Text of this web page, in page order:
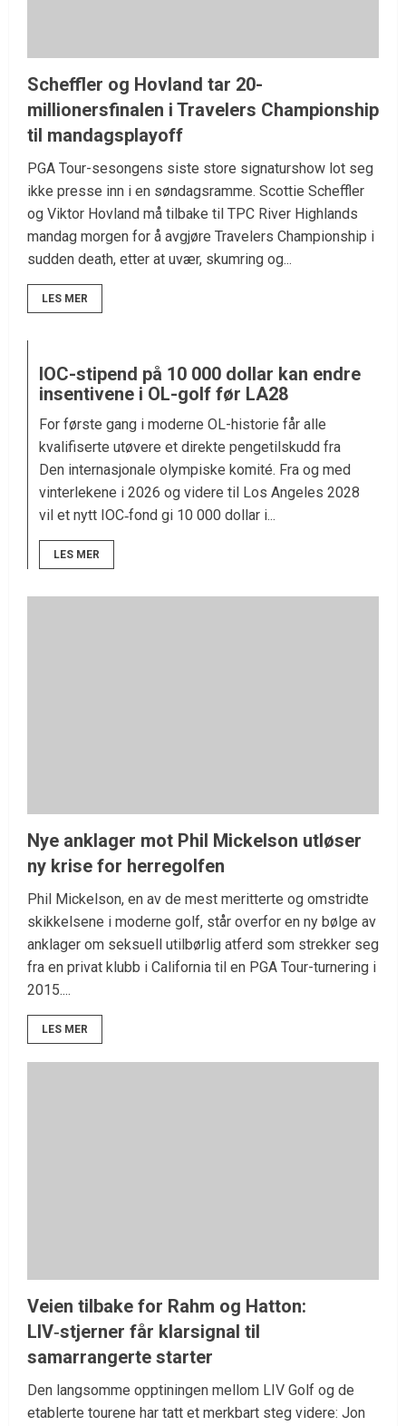
Scheffler og Hovland tar 20-
millionersfinalen i Travelers Championship
til mandagsplayoff
PGA Tour-sesongens siste store signaturshow lot seg
ikke presse inn i en søndagsramme. Scottie Scheffler
og Viktor Hovland må tilbake til TPC River Highlands
mandag morgen for å avgjøre Travelers Championship i
sudden death, etter at uvær, skumring og...
LES MER
IOC-stipend på 10 000 dollar kan endre
insentivene i OL-golf før LA28
For første gang i moderne OL-historie får alle
kvalifiserte utøvere et direkte pengetilskudd fra
Den internasjonale olympiske komité. Fra og med
vinterlekene i 2026 og videre til Los Angeles 2028
vil et nytt IOC‑fond gi 10 000 dollar i...
LES MER
Nye anklager mot Phil Mickelson utløser
ny krise for herregolfen
Phil Mickelson, en av de mest meritterte og omstridte
skikkelsene i moderne golf, står overfor en ny bølge av
anklager om seksuell utilbørlig atferd som strekker seg
fra en privat klubb i California til en PGA Tour-turnering i
2015....
LES MER
Veien tilbake for Rahm og Hatton:
LIV‑stjerner får klarsignal til
samarrangerte starter
Den langsomme opptiningen mellom LIV Golf og de
etablerte tourene har tatt et merkbart steg videre: Jon